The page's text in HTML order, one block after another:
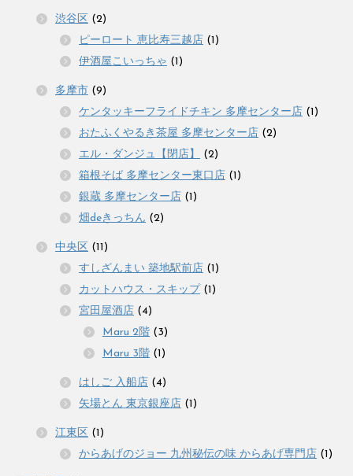
渋谷区 (2)
ピーロート 恵比寿三越店 (1)
伊酒屋こいっちゃ (1)
多摩市 (9)
ケンタッキーフライドチキン 多摩センター店 (1)
おたふくやるき茶屋 多摩センター店 (2)
エル・ダンジュ【閉店】
(2)
箱根そば 多摩センター東口店 (1)
銀蔵 多摩センター店 (1)
畑deきっちん (2)
中央区 (11)
すしざんまい 築地駅前店 (1)
カットハウス・スキップ (1)
宮田屋酒店 (4)
Maru 2階 (3)
Maru 3階 (1)
はしご 入船店 (4)
矢場とん 東京銀座店 (1)
江東区 (1)
からあげのジョー 九州秘伝の味 からあげ専門店 (1)